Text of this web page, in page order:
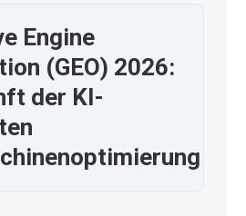
Engine
(GEO) 2026:
der KI-